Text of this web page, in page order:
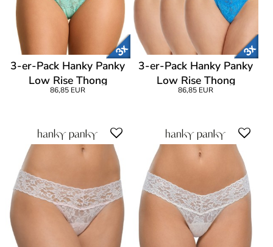
3-er-Pack Hanky Panky
Low Rise Thong
86,85 EUR
3-er-Pack Hanky Panky
Low Rise Thong
86,85 EUR